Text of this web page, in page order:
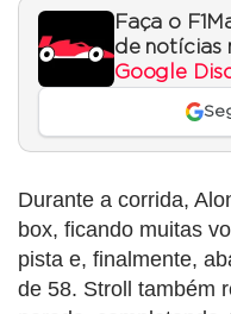
Faça o
de notícias
Google
Durante a corrida,
box, ficando muitas
pista e, finalmente,
de 58. Stroll também